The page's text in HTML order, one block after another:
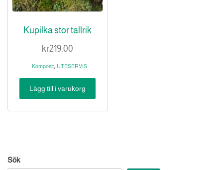
Kupilka stor tallrik
kr219.00
Komposit, UTESERVIS
Lägg till i varukorg
Sök